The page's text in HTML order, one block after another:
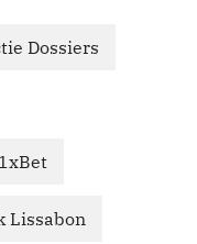
Dossiers
Lissabon